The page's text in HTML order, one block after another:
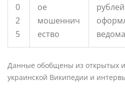
0
2
5
ое
мошеннич
ество
ведома
Данные обобщены из открытых
украинской Википедии и